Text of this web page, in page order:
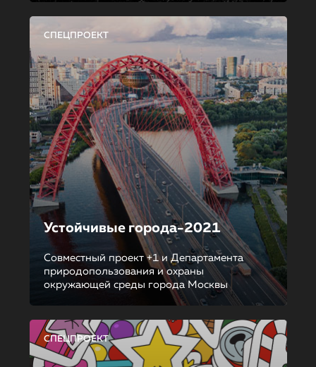
СПЕЦПРОЕКТ
Устойчивые города-2021
Совместный проект +1 и Департамента
природопользования и охраны
окружающей среды города Москвы
СПЕЦПРОЕКТ